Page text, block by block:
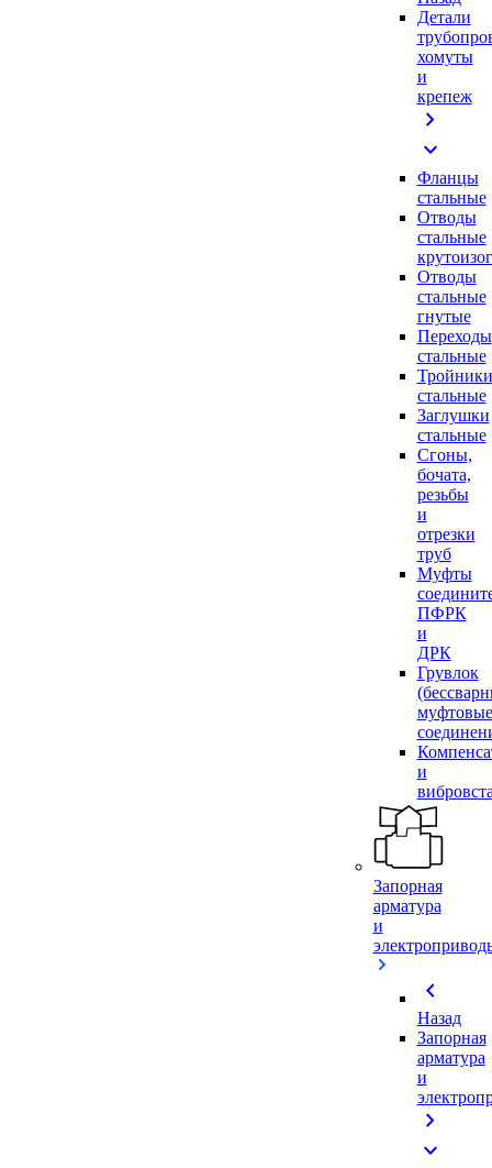
Детали
хомуты
и
крепеж
chevron_right
expand_more
Фланцы
стальные
Отводы
стальные
Отводы
стальные
гнутые
Переходы
стальные
Тройники
стальные
Заглушки
стальные
Сгоны,
бочата,
резьбы
и
отрезки
труб
Муфты
ПФРК
и
ДРК
Грувлок
муфтовые
и
Запорная
арматура
и
chevron_left
Назад
Запорная
арматура
и
chevron_right
expand_more